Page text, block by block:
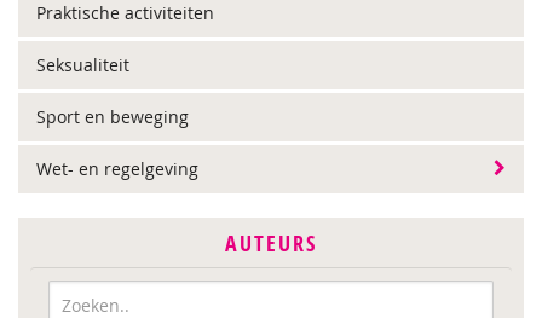
Praktische activiteiten
Seksualiteit
Sport en beweging
Wet- en regelgeving
AUTEURS